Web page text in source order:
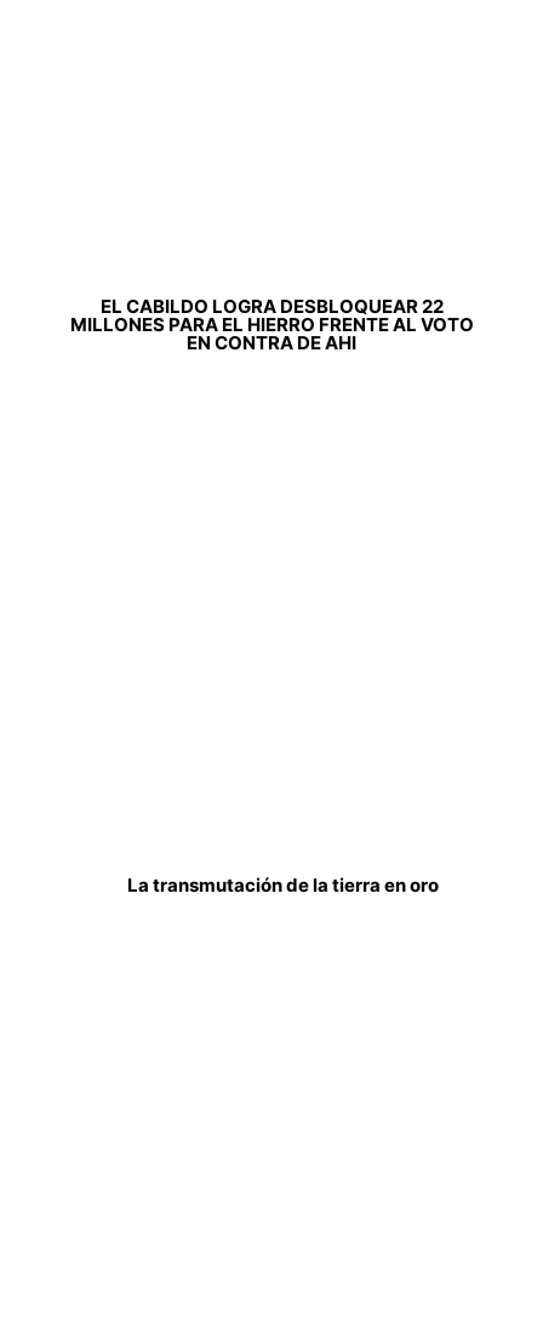
EL CABILDO LOGRA DESBLOQUEAR 22
MILLONES PARA EL HIERRO FRENTE AL VOTO
EN CONTRA DE AHI
La transmutación de la tierra en oro